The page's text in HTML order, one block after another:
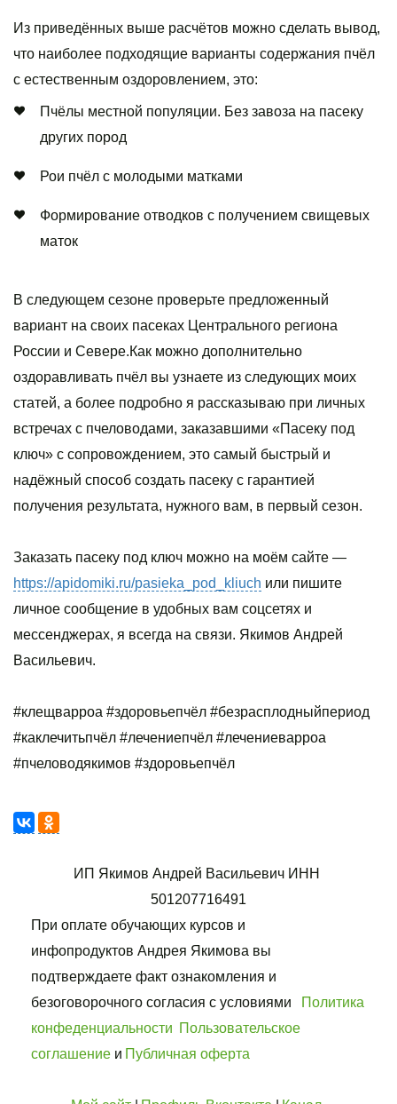
Из приведённых выше расчётов можно сделать вывод,
что наиболее подходящие варианты содержания пчёл
с естественным оздоровлением, это:
Пчёлы местной популяции. Без завоза на пасеку
других пород
Рои пчёл с молодыми матками
Формирование отводков с получением свищевых
маток
В следующем сезоне проверьте предложенный
вариант на своих пасеках Центрального региона
России и Севере.Как можно дополнительно
оздоравливать пчёл вы узнаете из следующих моих
статей, а более подробно я рассказываю при личных
встречах с пчеловодами, заказавшими «Пасеку под
ключ» с сопровождением, это самый быстрый и
надёжный способ создать пасеку с гарантией
получения результата, нужного вам, в первый сезон.
Заказать пасеку под ключ можно на моём сайте —
https://apidomiki.ru/pasieka_pod_kliuch или пишите
личное сообщение в удобных вам соцсетях и
мессенджерах, я всегда на связи. Якимов Андрей
Васильевич.
#клещварроа #здоровьепчёл #безрасплодныйпериод
#каклечитьпчёл #лечениепчёл #лечениеварроа
#пчеловодякимов #здоровьепчёл
ИП Якимов Андрей Васильевич ИНН
501207716491
При оплате обучающих курсов и
инфопродуктов Андрея Якимова вы
подтверждаете факт ознакомления и
безоговорочного согласия с условиями Политика
конфеденциальности Пользовательское
соглашение и Публичная оферта